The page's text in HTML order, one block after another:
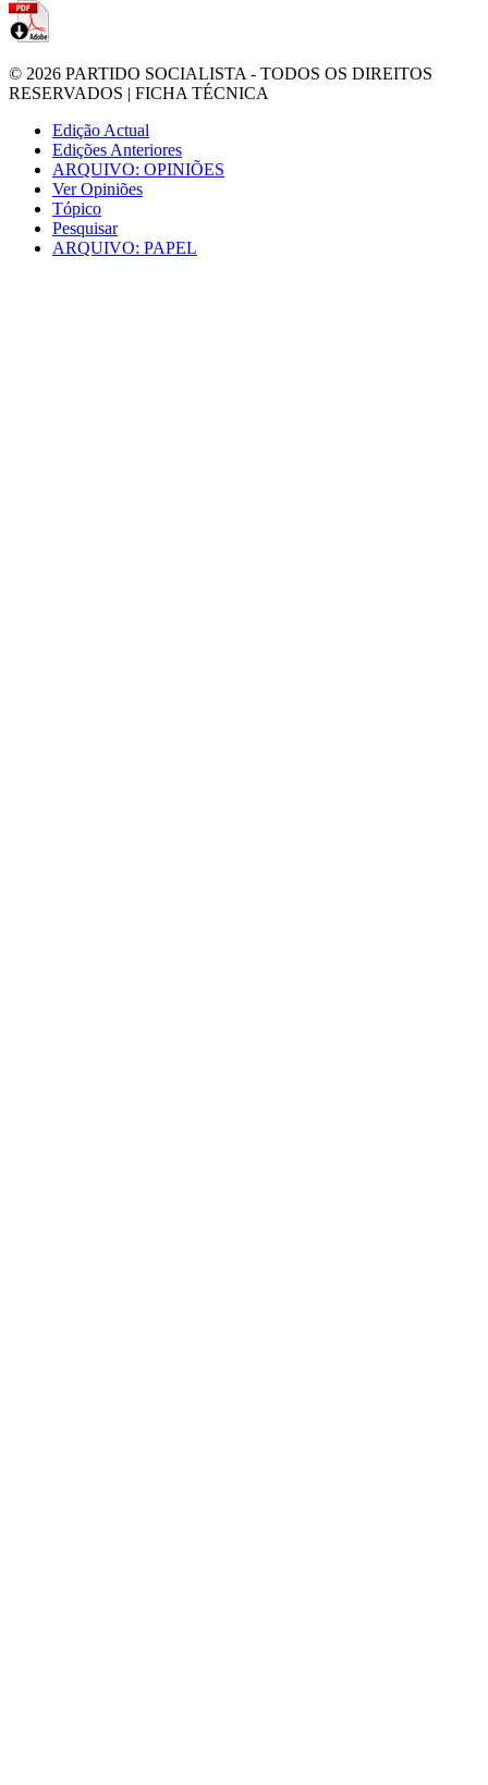
© 2026 PARTIDO SOCIALISTA - TODOS OS DIREITOS
RESERVADOS | FICHA TÉCNICA
Edição Actual
Edições Anteriores
ARQUIVO: OPINIÕES
Ver Opiniões
Tópico
Pesquisar
ARQUIVO: PAPEL